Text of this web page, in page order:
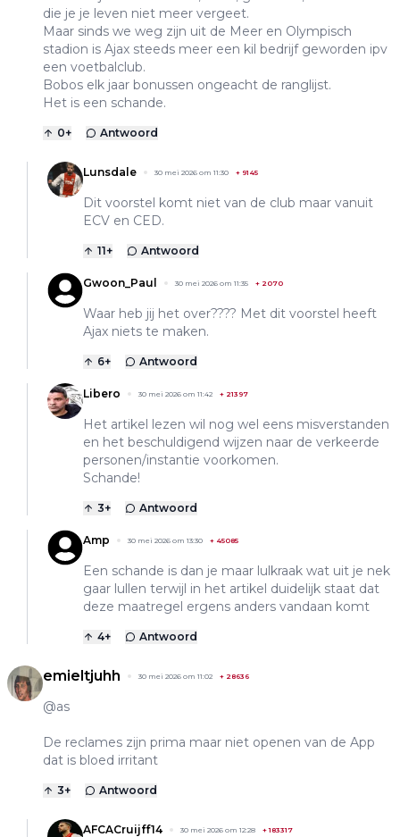
die je je leven niet meer vergeet.
Maar sinds we weg zijn uit de Meer en Olympisch
stadion is Ajax steeds meer een kil bedrijf geworden ipv
een voetbalclub.
Bobos elk jaar bonussen ongeacht de ranglijst.
Het is een schande.
0+ Antwoord
Lunsdale 30 mei 2026 om 11:30 + 9145
Dit voorstel komt niet van de club maar vanuit
ECV en CED.
11+ Antwoord
Gwoon_Paul 30 mei 2026 om 11:35 + 2070
Waar heb jij het over???? Met dit voorstel heeft
Ajax niets te maken.
6+ Antwoord
Libero 30 mei 2026 om 11:42 + 21397
Het artikel lezen wil nog wel eens misverstanden
en het beschuldigend wijzen naar de verkeerde
personen/instantie voorkomen.
Schande!
3+ Antwoord
Amp 30 mei 2026 om 13:30 + 45085
Een schande is dan je maar lulkraak wat uit je nek
gaar lullen terwijl in het artikel duidelijk staat dat
deze maatregel ergens anders vandaan komt
4+ Antwoord
emieltjuhh 30 mei 2026 om 11:02 + 28636
@as
De reclames zijn prima maar niet openen van de App
dat is bloed irritant
3+ Antwoord
AFCACruijff14 30 mei 2026 om 12:28 +183317